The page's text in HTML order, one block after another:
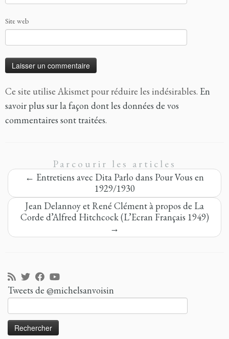
Site web
Ce site utilise Akismet pour réduire les indésirables. En
savoir plus sur la façon dont les données de vos
commentaires sont traitées.
Parcourir les articles
← Entretiens avec Dita Parlo dans Pour Vous en
1929/1930
Jean Delannoy et René Clément à propos de La
Corde d’Alfred Hitchcock (L’Ecran Français 1949)
→
Tweets de @michelsanvoisin